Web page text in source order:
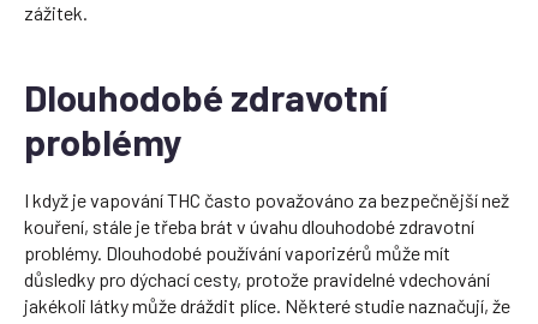
zážitek.
Dlouhodobé zdravotní
problémy
I když je vapování THC často považováno za bezpečnější než
kouření, stále je třeba brát v úvahu dlouhodobé zdravotní
problémy. Dlouhodobé používání vaporizérů může mít
důsledky pro dýchací cesty, protože pravidelné vdechování
jakékoli látky může dráždit plíce. Některé studie naznačují, že